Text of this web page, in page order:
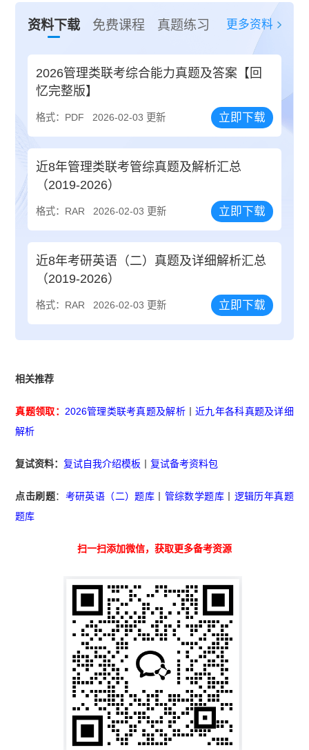
资料下载 免费课程 真题练习 更多资料
2026管理类联考综合能力真题及答案【回
忆完整版】
格式：PDF 2026-02-03 更新 立即下载
近8年管理类联考管综真题及解析汇总
（2019-2026）
格式：RAR 2026-02-03 更新 立即下载
近8年考研英语（二）真题及详细解析汇总
（2019-2026）
格式：RAR 2026-02-03 更新 立即下载
相关推荐
真题领取： 2026管理类联考真题及解析丨近九年各科真题及详细
解析
复试资料：复试自我介绍模板 丨复试备考资料包
点击刷题： 考研英语（二）题库 管综数学题库
逻辑历年真题
题库
扫一扫添加微信，获取更多备考资源